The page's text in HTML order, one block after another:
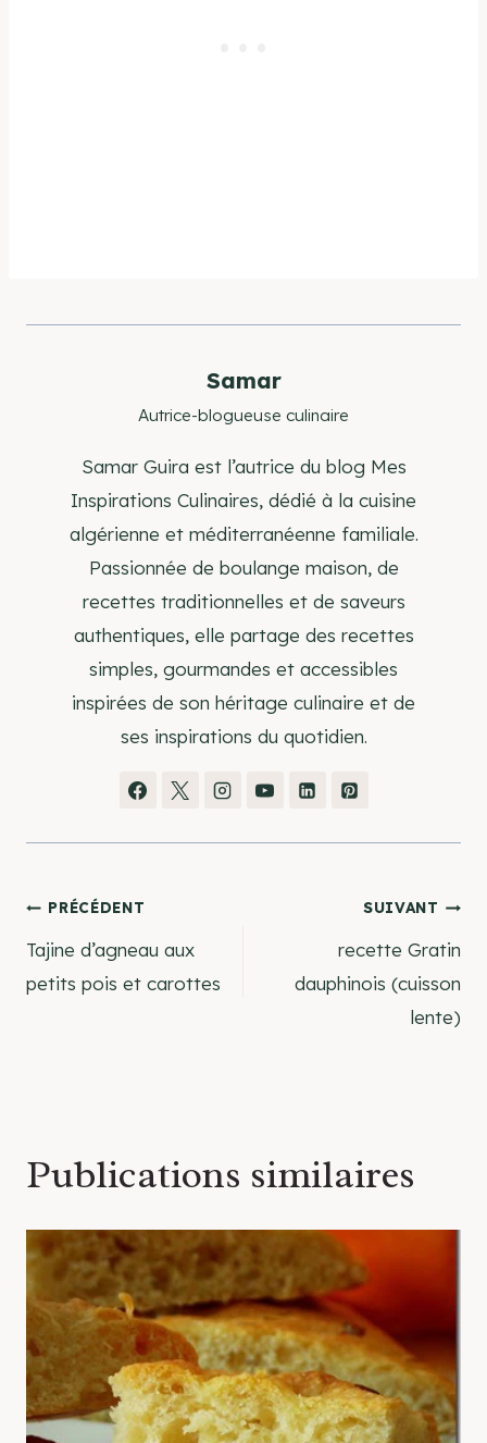
Samar
Autrice-blogueuse culinaire
Samar Guira est l’autrice du blog Mes
Inspirations Culinaires, dédié à la cuisine
algérienne et méditerranéenne familiale.
Passionnée de boulange maison, de
recettes traditionnelles et de saveurs
authentiques, elle partage des recettes
simples, gourmandes et accessibles
inspirées de son héritage culinaire et de
ses inspirations du quotidien.
Navigation
de
PRÉCÉDENT
Tajine d’agneau aux
petits pois et carottes
SUIVANT
recette Gratin
dauphinois (cuisson
lente)
Publications similaires